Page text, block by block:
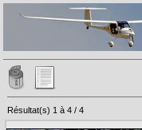
Résultat(s) 1 à 4 / 4